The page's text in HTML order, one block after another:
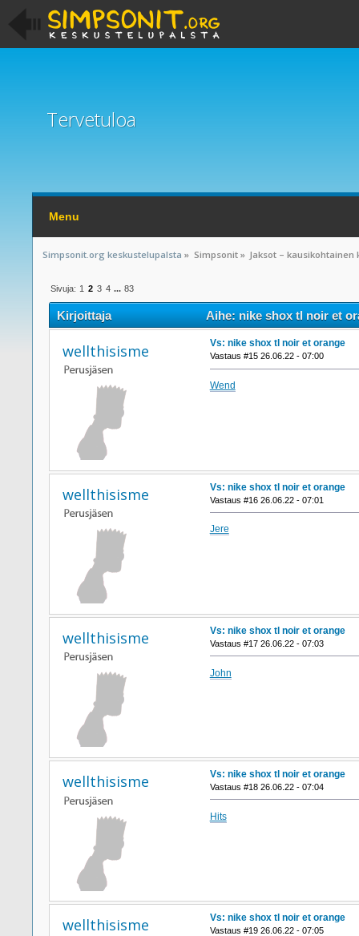
Tervetuloa
Menu
Simpsonit.org keskustelupalsta » Simpsonit» Jaksot – kausikohtainen
Sivuja: 1 2 3 4 ... 83
Kirjoittaja Aihe: nike shox tl noir et
wellthisisme Vs: nike shox tl noir et orange
Vastaus #15 26.06.22 - 07:00
Wend
wellthisisme Vs: nike shox tl noir et orange
Vastaus #16 26.06.22 - 07:01
Jere
wellthisisme Vs: nike shox tl noir et orange
Vastaus #17 26.06.22 - 07:03
John
wellthisisme Vs: nike shox tl noir et orange
Vastaus #18 26.06.22 - 07:04
Hits
wellthisisme Vs: nike shox tl noir et orange
Vastaus #19 26.06.22 - 07:05